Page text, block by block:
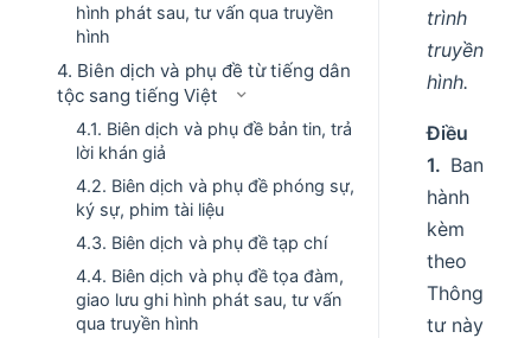
hình phát sau, tư vấn qua truyền
hình
4. Biên dịch và phụ đề từ tiếng dân
tộc sang tiếng Việt
4.1. Biên dịch và phụ đề bản tin, trả
lời khán giả
4.2. Biên dịch và phụ đề phóng sự,
ký sự, phim tài liệu
4.3. Biên dịch và phụ đề tạp chí
4.4. Biên dịch và phụ đề tọa đàm,
giao lưu ghi hình phát sau, tư vấn
qua truyền hình
trình
truyền
hình.
Điều
1. Ban
hành
kèm
theo
Thông
tư này